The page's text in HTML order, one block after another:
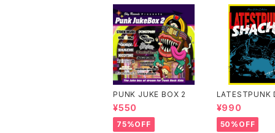
PUNK JUKE BOX 2
¥550
75%OFF
LATESTPUNK
¥990
50%OFF